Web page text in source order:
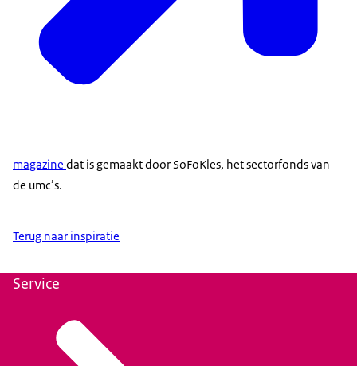
magazine dat is gemaakt door SoFoKles, het sectorfonds van
de umc’s.
Terug naar inspiratie
Service